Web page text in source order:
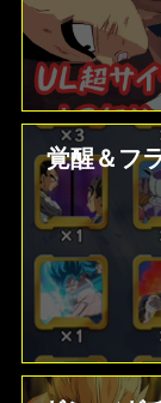
覚醒＆フラグメント効果/入手場所 ドラゴ